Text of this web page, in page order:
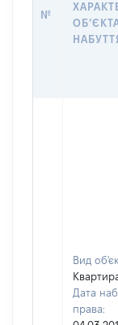
№
Вид
Дата
права: